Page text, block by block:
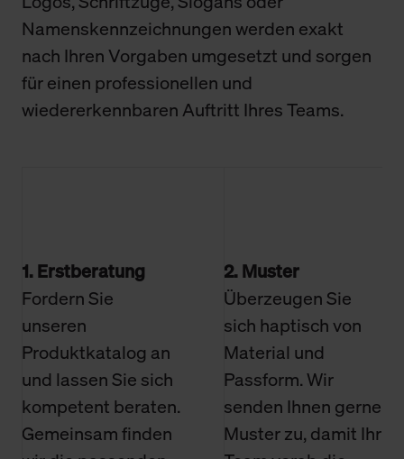
Namenskennzeichnungen werden exakt
nach Ihren Vorgaben umgesetzt und sorgen
für einen professionellen und
wiedererkennbaren Auftritt Ihres Teams.
1. Erstberatung
Fordern Sie
unseren
Produktkatalog an
und lassen Sie sich
kompetent beraten.
Gemeinsam finden
2. Muster
Überzeugen Sie
sich haptisch von
Material und
Passform. Wir
senden Ihnen gerne
Muster zu, damit Ihr